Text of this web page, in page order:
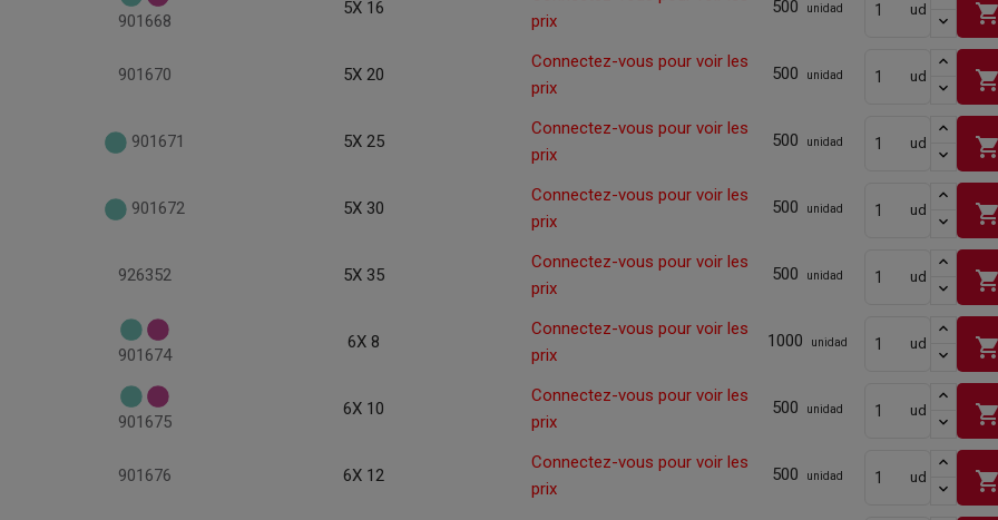
901668
5X 16
prix
500 unidad ud shopping_cart
901670 5X 20
Connectez-vous pour voir les
prix
500 unidad ud shopping_cart
901671 5X 25
Connectez-vous pour voir les
prix
500 unidad ud shopping_cart
901672 5X 30
Connectez-vous pour voir les
prix
500 unidad ud shopping_cart
926352 5X 35
Connectez-vous pour voir les
prix
500 unidad ud shopping_cart
901674
6X 8
Connectez-vous pour voir les
prix
1000 unidad ud shopping_cart
901675
6X 10
Connectez-vous pour voir les
prix
500 unidad ud shopping_cart
901676 6X 12
Connectez-vous pour voir les
prix
500 unidad ud shopping_cart